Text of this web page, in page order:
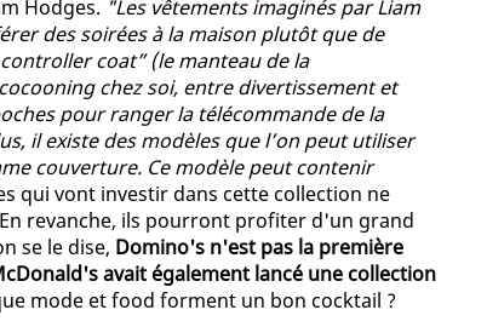
Hodges. "Les vêtements imaginés par Liam
des soirées à la maison plutôt que de
coat” (le manteau de la
chez soi, entre divertissement et
pour ranger la télécommande de la
il existe des modèles que l’on peut utiliser
couverture. Ce modèle peut contenir
qui vont investir dans cette collection ne
revanche, ils pourront profiter d'un grand
se le dise, Domino's n'est pas la première
avait également lancé une collection
mode et food forment un bon cocktail ?